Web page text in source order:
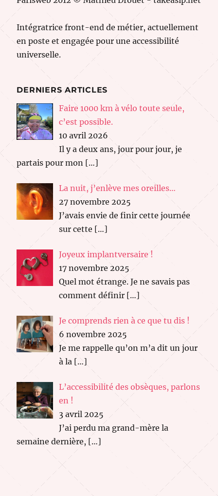
Intégratrice front-end de métier, actuellement
en poste et engagée pour une accessibilité
universelle.
DERNIERS ARTICLES
Faire 1000 km à vélo toute seule,
c’est possible.
10 avril 2026
Il y a deux ans, jour pour jour, je
partais pour mon […]
La nuit, j’enlève mes oreilles…
27 novembre 2025
J’avais envie de finir cette journée
sur cette […]
Joyeux implantversaire !
17 novembre 2025
Quel mot étrange. Je ne savais pas
comment définir […]
Je comprends rien à ce que tu dis !
6 novembre 2025
Je me rappelle qu’on m’a dit un jour
à la […]
L’accessibilité des obsèques, parlons
en !
3 avril 2025
J’ai perdu ma grand-mère la
semaine dernière, […]